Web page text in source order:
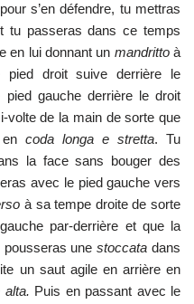
s’en défendre, tu mettras
tu passeras dans ce temps
en lui donnant un mandrittoà
pied droit suive derrière le
gauche derrière le droit
volte de la main de sorte que
encoda longa e stretta. Tu
la face sans bouger des
avec le pied gauche vers
à sa tempe droite de sorte
par-derrière et que la
pousseras unestoccata dans
un saut agile en arrière en
alta. Puis en passant avec le